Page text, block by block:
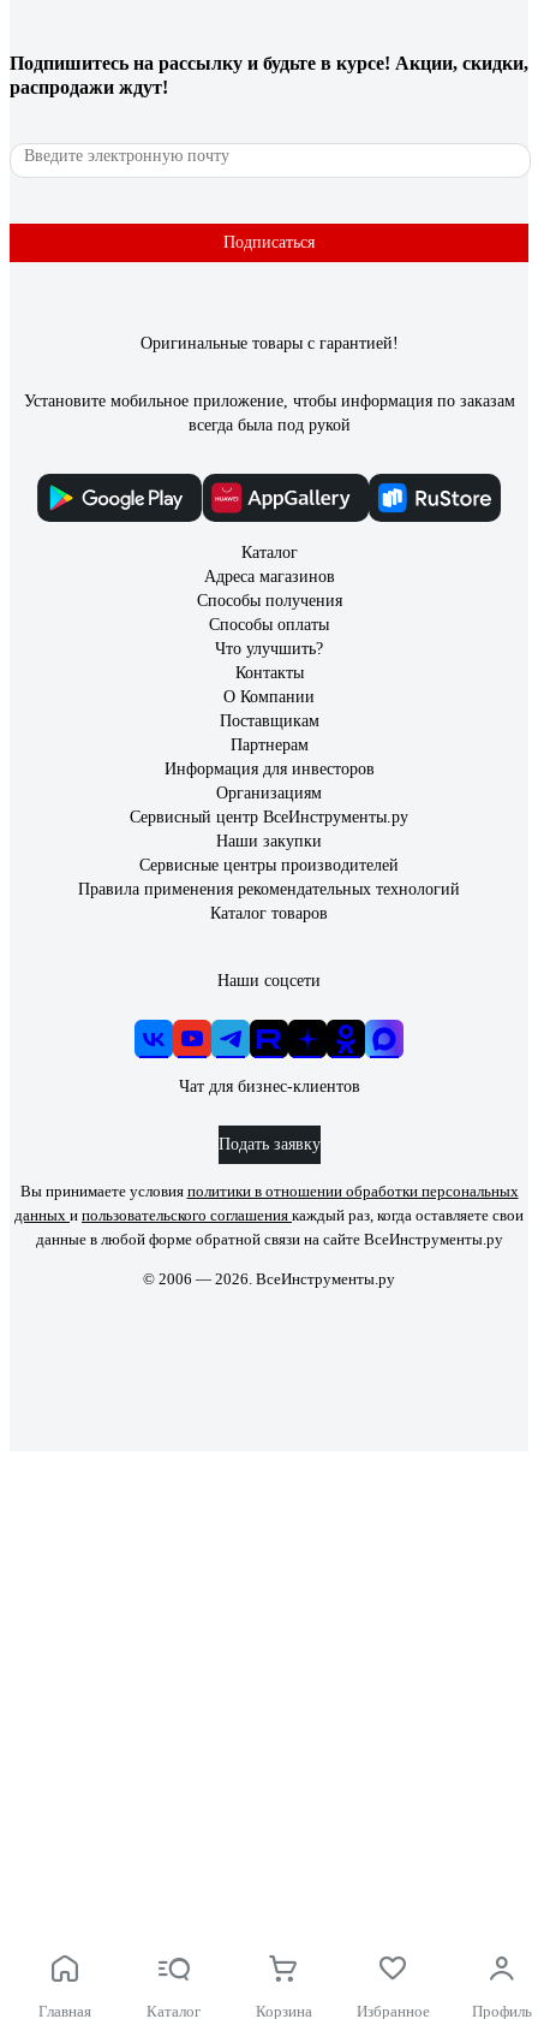
Главная Каталог Корзина Избранное Профиль
Подпишитесь на рассылку и будьте в курсе! Акции, скидки,
распродажи ждут!
Подписаться
Оригинальные товары с гарантией!
Установите мобильное приложение, чтобы информация по заказам
всегда была под рукой
Каталог
Адреса магазинов
Способы получения
Способы оплаты
Что улучшить?
Контакты
О Компании
Поставщикам
Партнерам
Информация для инвесторов
Организациям
Сервисный центр ВсеИнструменты.ру
Наши закупки
Сервисные центры производителей
Правила применения рекомендательных технологий
Каталог товаров
Наши соцсети
Чат для бизнес-клиентов
Подать заявку
Вы принимаете условия политики в отношении обработки персональных
данных и пользовательского соглашения каждый раз, когда оставляете свои
данные в любой форме обратной связи на сайте ВсеИнструменты.ру
© 2006 — 2026. ВсеИнструменты.ру